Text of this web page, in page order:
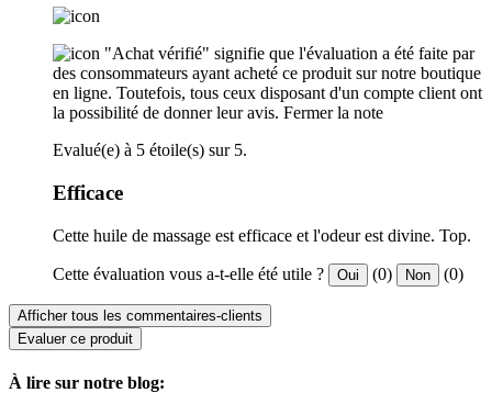
"Achat vérifié" signifie que l'évaluation a été faite par
des consommateurs ayant acheté ce produit sur notre boutique
en ligne. Toutefois, tous ceux disposant d'un compte client ont
la possibilité de donner leur avis. Fermer la note
Evalué(e) à 5 étoile(s) sur 5.
Efficace
Cette huile de massage est efficace et l'odeur est divine. Top.
Cette évaluation vous a-t-elle été utile ? Oui (0) Non (0)
Afficher tous les commentaires-clients
Evaluer ce produit
À lire sur notre blog: